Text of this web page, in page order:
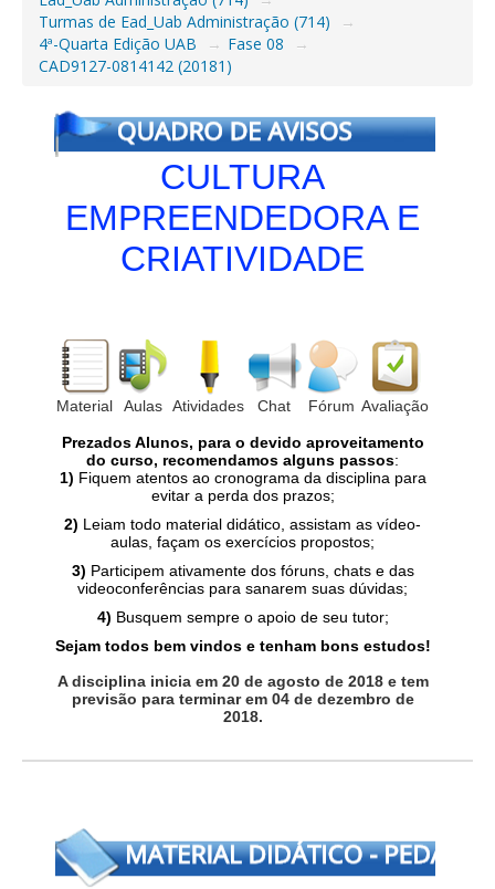
Turmas de Ead_Uab Administração (714)
→
4ª-Quarta Edição UAB
→ Fase 08
→
CAD9127-0814142 (20181)
CULTURA
EMPREENDEDORA E
CRIATIVIDADE
Material Aulas Atividades Chat Fórum Avaliação
Prezados Alunos, para o devido aproveitamento
do curso, recomendamos alguns passos:
1) Fiquem atentos ao cronograma da disciplina para
evitar a perda dos prazos;
2) Leiam todo material didático, assistam as vídeo-
aulas, façam os exercícios propostos;
3) Participem ativamente dos fóruns, chats e das
videoconferências para sanarem suas dúvidas;
4) Busquem sempre o apoio de seu tutor;
Sejam todos bem vindos e tenham bons estudos!
A disciplina inicia em 20 de agosto de 2018 e tem
previsão para terminar em 04 de dezembro de
2018.